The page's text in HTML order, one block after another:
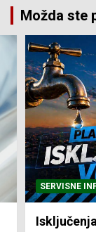
Možda ste
SERVISNE